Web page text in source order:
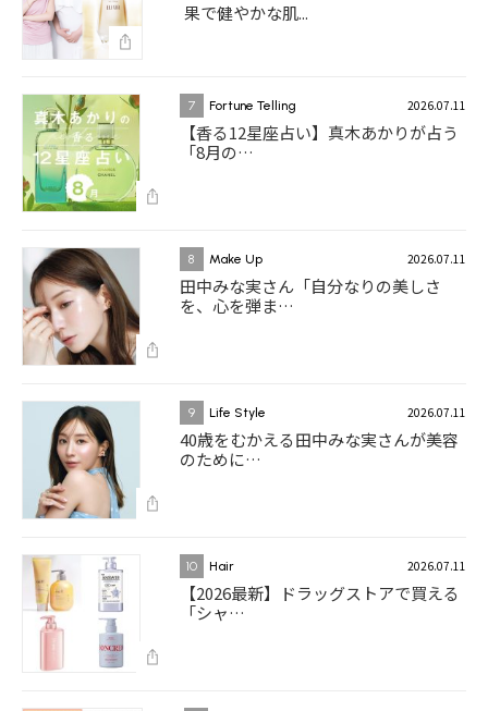
果で健やかな肌...
7 Fortune Telling 2026.07.11
【香る12星座占い】真木あかりが占う
「8月の…
8 Make Up 2026.07.11
田中みな実さん「自分なりの美しさ
を、心を弾ま…
9 Life Style 2026.07.11
40歳をむかえる田中みな実さんが美容
のために…
10 Hair 2026.07.11
【2026最新】ドラッグストアで買える
「シャ…